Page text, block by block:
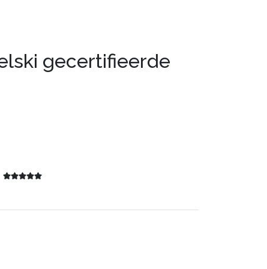
gecertifieerde